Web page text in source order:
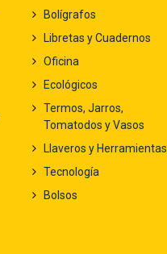
Bolígrafos
Libretas y Cuadernos
Oficina
Ecológicos
Termos, Jarros,
Tomatodos y Vasos
Llaveros y Herramientas
Tecnología
Bolsos